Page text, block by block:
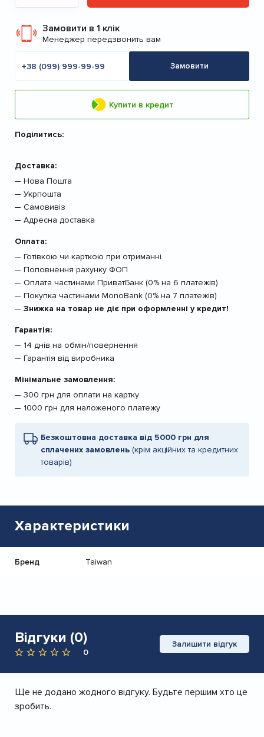
Замовити в 1 клік
Менеджер передзвонить вам
телефон
Замовити
Купити в кредит
Поділитись:
Доставка:
Нова Пошта
Укрпошта
Самовивіз
Адресна доставка
Оплата:
Готівкою чи карткою при отриманні
Поповнення рахунку ФОП
Оплата частинами ПриватБанк (0% на 6 платежів)
Покупка частинами MonoBank (0% на 7 платежів)
Знижка на товар не діє при оформленні у кредит!
Гарантія:
14 днів на обмін/повернення
Гарантія від виробника
Мінімальне замовлення:
300 грн для оплати на картку
1000 грн для наложеного платежу
Безкоштовна доставка від 5000 грн для
сплачених замовлень (крім акційних та кредитних
товарів)
Характеристики
Бренд Taiwan
Відгуки (0)
0
Залишити відгук
Ще не додано жодного відгуку. Будьте першим хто це
зробить.